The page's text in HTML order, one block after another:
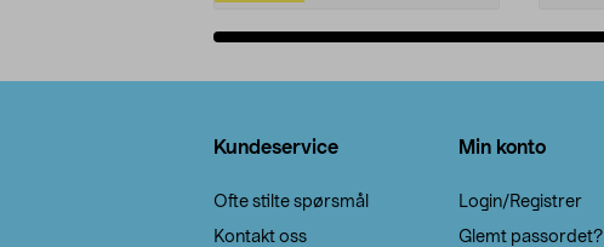
Kundeservice
Ofte stilte spørsmål
Kontakt oss
Min konto
Login/Registrer
Glemt passordet?